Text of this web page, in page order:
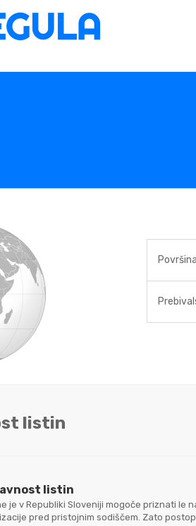
listin
listin
je v Republiki Sloveniji mogoče priznati le
pred pristojnim sodiščem. Zato